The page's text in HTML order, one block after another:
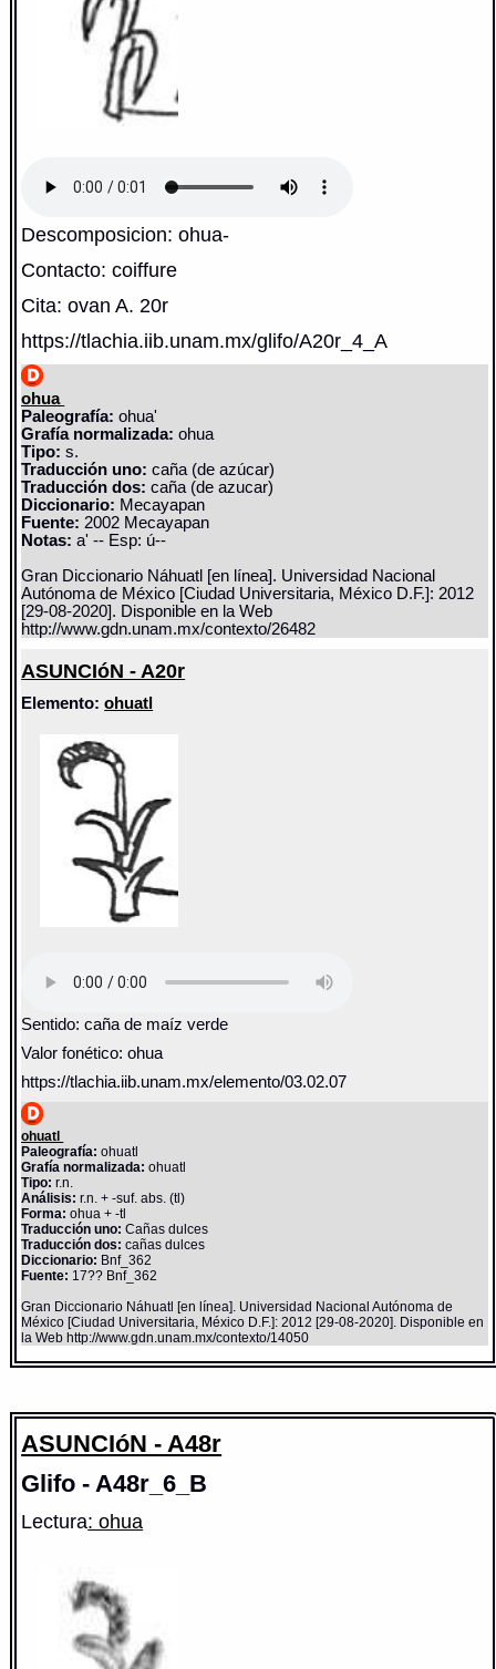
Descomposicion: ohua-
Contacto: coiffure
Cita: ovan A. 20r
https://tlachia.iib.unam.mx/glifo/A20r_4_A
ohua
Paleografía: ohua'
Grafía normalizada: ohua
Tipo: s.
Traducción uno: caña (de azúcar)
Traducción dos: caña (de azucar)
Diccionario: Mecayapan
Fuente: 2002 Mecayapan
Notas: a' -- Esp: ú--
Gran Diccionario Náhuatl [en línea]. Universidad Nacional
Autónoma de México [Ciudad Universitaria, México D.F.]: 2012
[29-08-2020]. Disponible en la Web
http://www.gdn.unam.mx/contexto/26482
ASUNCIóN - A20r
Elemento:ohuatl
Sentido: caña de maíz verde
Valor fonético: ohua
https://tlachia.iib.unam.mx/elemento/03.02.07
ohuatl
Paleografía: ohuatl
Grafía normalizada: ohuatl
Tipo: r.n.
Análisis: r.n. + -suf. abs. (tl)
Forma: ohua + -tl
Traducción uno: Cañas dulces
Traducción dos: cañas dulces
Diccionario: Bnf_362
Fuente: 17?? Bnf_362
Gran Diccionario Náhuatl [en línea]. Universidad Nacional Autónoma de
México [Ciudad Universitaria, México D.F.]: 2012 [29-08-2020]. Disponible en
la Web http://www.gdn.unam.mx/contexto/14050
ASUNCIóN - A48r
Glifo - A48r_6_B
Lectura: ohua